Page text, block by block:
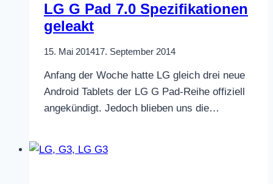
LG G Pad 7.0 Spezifikationen
geleakt
15. Mai 201417. September 2014
Anfang der Woche hatte LG gleich drei neue
Android Tablets der LG G Pad-Reihe offiziell
angekündigt. Jedoch blieben uns die…